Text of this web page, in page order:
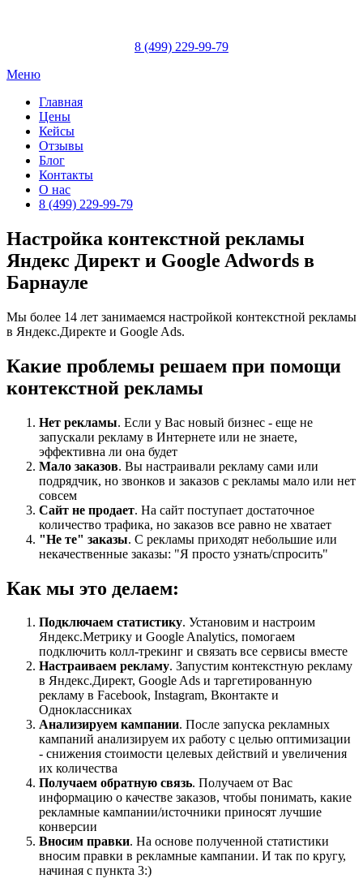
8 (499) 229-99-79
Меню
Главная
Цены
Кейсы
Отзывы
Блог
Контакты
О нас
8 (499) 229-99-79
Настройка контекстной рекламы
Яндекс Директ и Google Adwords в
Барнауле
Мы более 14 лет занимаемся настройкой контекстной рекламы
в Яндекс.Директе и Google Ads.
Какие проблемы решаем при помощи
контекстной рекламы
Нет рекламы. Если у Вас новый бизнес - еще не
запускали рекламу в Интернете или не знаете,
эффективна ли она будет
Мало заказов. Вы настраивали рекламу сами или
подрядчик, но звонков и заказов с рекламы мало или нет
совсем
Сайт не продает. На сайт поступает достаточное
количество трафика, но заказов все равно не хватает
"Не те" заказы. С рекламы приходят небольшие или
некачественные заказы: "Я просто узнать/спросить"
Как мы это делаем:
Подключаем статистику. Установим и настроим
Яндекс.Метрику и Google Analytics, помогаем
подключить колл-трекинг и связать все сервисы вместе
Настраиваем рекламу. Запустим контекстную рекламу
в Яндекс.Директ, Google Ads и таргетированную
рекламу в Facebook, Instagram, Вконтакте и
Одноклассниках
Анализируем кампании. После запуска рекламных
кампаний анализируем их работу с целью оптимизации
- снижения стоимости целевых действий и увеличения
их количества
Получаем обратную связь. Получаем от Вас
информацию о качестве заказов, чтобы понимать, какие
рекламные кампании/источники приносят лучшие
конверсии
Вносим правки. На основе полученной статистики
вносим правки в рекламные кампании. И так по кругу,
начиная с пункта 3:)